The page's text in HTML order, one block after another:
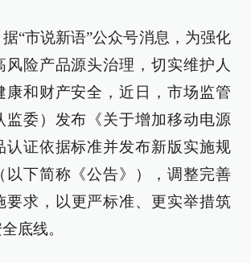
据“市说新语”公众号消息，为强化
风险产品源头治理，切实维护人
康和财产安全，近日，市场监管
监委）发布《关于增加移动电源
认证依据标准并发布新版实施规
以下简称《公告》），调整完善
要求，以更严标准、更实举措筑
底线。